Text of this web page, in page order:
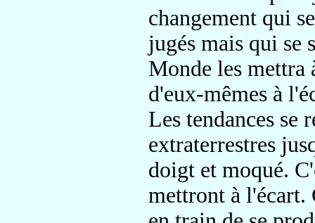
changement qui
jugés mais qui se
Monde les mettra
d'eux-mêmes à
Les tendances se
extraterrestres
doigt et moqué.
mettront à l'écart.